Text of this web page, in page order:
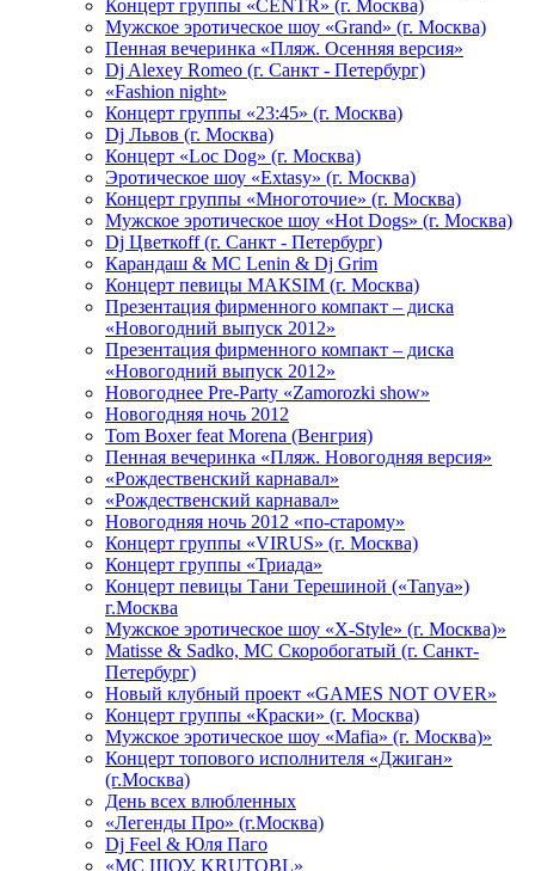
Концерт группы «CENTR» (г. Москва)
Мужское эротическое шоу «Grand» (г. Москва)
Пенная вечеринка «Пляж. Осенняя версия»
Dj Alexey Romeo (г. Санкт - Петербург)
«Fashion night»
Концерт группы «23:45» (г. Москва)
Dj Львов (г. Москва)
Концерт «Loc Dog» (г. Москва)
Эротическое шоу «Extasy» (г. Москва)
Концерт группы «Многоточие» (г. Москва)
Мужское эротическое шоу «Hot Dogs» (г. Москва)
Dj Цветкоff (г. Санкт - Петербург)
Карандаш & МС Lenin & Dj Grim
Концерт певицы МАКSIМ (г. Москва)
Презентация фирменного компакт – диска
«Новогодний выпуск 2012»
Презентация фирменного компакт – диска
«Новогодний выпуск 2012»
Новогоднее Pre-Party «Zamorozki show»
Новогодняя ночь 2012
Tom Boxer feat Morena (Венгрия)
Пенная вечеринка «Пляж. Новогодняя версия»
«Рождественский карнавал»
«Рождественский карнавал»
Новогодняя ночь 2012 «по-старому»
Концерт группы «VIRUS» (г. Москва)
Концерт группы «Триада»
Концерт певицы Тани Терешиной («Tanya»)
г.Москва
Мужское эротическое шоу «X-Style» (г. Москва)»
Matissе & Sadko, MC Скоробогатый (г. Санкт-
Петербург)
Новый клубный проект «GAMES NOT OVER»
Концерт группы «Краски» (г. Москва)
Мужское эротическое шоу «Mafia» (г. Москва)»
Концерт топового исполнителя «Джиган»
(г.Москва)
День всех влюбленных
«Легенды Про» (г.Москва)
Dj Feel & Юля Паго
«МС ШОУ. KRUTOBL»